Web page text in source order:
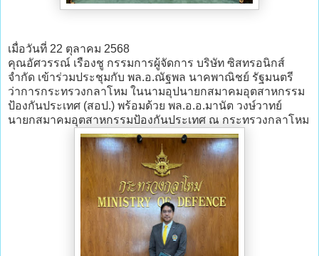
เมื่อวันที่ 22 ตุลาคม 2568
คุณอัศวรรณ์ เรืองชู กรรมการผู้จัดการ บริษัท ซิสทรอนิกส์
จำกัด เข้าร่วมประชุมกับ พล.อ.ณัฐพล นาคพาณิชย์ รัฐมนตรี
ว่าการกระทรวงกลาโหม ในนามอุปนายกสมาคมอุตสาหกรรม
ป้องกันประเทศ (สอป.) พร้อมด้วย พล.อ.อ.มานัต วงษ์วาทย์
นายกสมาคมอุตสาหกรรมป้องกันประเทศ ณ กระทรวงกลาโหม